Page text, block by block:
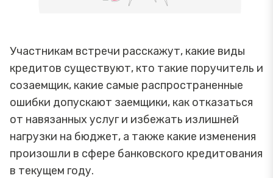
Участникам встречи расскажут, какие виды
кредитов существуют, кто такие поручитель и
созаемщик, какие самые распространенные
ошибки допускают заемщики, как отказаться
от навязанных услуг и избежать излишней
нагрузки на бюджет, а также какие изменения
произошли в сфере банковского кредитования
в текущем году.